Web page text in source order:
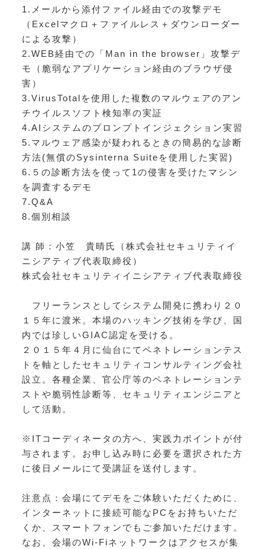
1.メールから添付ファイル経由での攻撃デモ
（Excelマクロ＋ファイルレス＋ダウンローダー
による攻撃）
2.WEB経由での「Man in the browser」攻撃デ
モ（脆弱なアプリケーション経由のブラウザ侵
害）
3.VirusTotalを使用した複数のマルウェアのアン
チウイルスソフト検知率の実証
4.AIシステムのプロンプトインジェクション実習
5.マルウェア感染が疑われるときの簡易的な診断
方法(無償のSysinterna Suiteを使用した実習)
6.５の診断方法を使って1の侵害を受けたマシン
を調査するデモ
7.Q&A
8.個別相談
講 師：小笠 貴晴氏（株式会社セキュリティイ
ニシアティブ代表取締役）
株式会社セキュリティイニシアティブ代表取締役
フリーランスとしてシステム開発に携わり２０
１５年に渡米。本場のハッキング技術を学び、国
内では珍しいGIAC認定を受ける。
２０１５年４月に仙台にてペネトレーションテス
トを軸としたセキュリティコンサルティング会社
設立。各種企業、官公庁等のペネトレーションテ
ストや脆弱性診断等、セキュリティエンジニアと
して活動。
※ITコーディネータの方へ、実践力ポイントが付
与されます。お申し込み時に必要を選択された方
に後日メールにて受講証を送付します。
注意点：会場にてデモをご体験いただくために、
インターネットに接続可能なPCをお持ちいただ
くか、スマートフォンでもご参加いただけます。
なお、会場のWi-Fiネットワークはアクセスが集